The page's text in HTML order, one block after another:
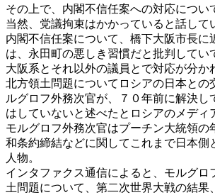
その上で、内閣不信任案への対応につい
当然、党議拘束はかかっていると話して
内閣不信任案について、橋下大阪市長に
は、永田町の悪しき習慣だと批判してい
大阪系とそれ以外の議員とで対応が分か
北方領土問題についてロシアの日本との
ルグロフ外務次官が、７０年前に解決し
はしていないと述べたとロシアのメディ
モルグロフ外務次官はプーチン大統領の
和条約締結などに関してこれまで日本側
人物。
インタファクス通信によると、モルグロ
土問題について、第二次世界大戦の結果